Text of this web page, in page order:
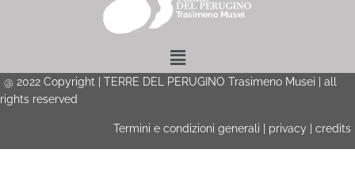
Menu
@ 2022 Copyright | TERRE DEL PERUGINO Trasimeno Musei | all
rights reserved
Termini e condizioni generali privacy credits